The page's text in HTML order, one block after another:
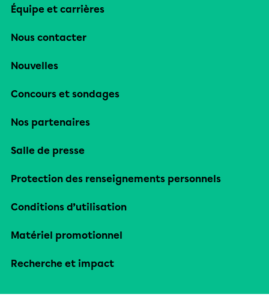
Équipe et carrières
Nous contacter
Nouvelles
Concours et sondages
Nos partenaires
Salle de presse
Protection des renseignements personnels
Conditions d’utilisation
Matériel promotionnel
Recherche et impact